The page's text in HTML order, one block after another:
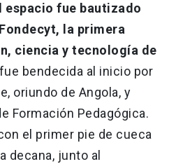
espacio fue bautizado
la primera
ciencia y tecnología de
bendecida al inicio por
oriundo de Angola, y
Formación Pedagógica.
el primer pie de cueca
decana, junto al